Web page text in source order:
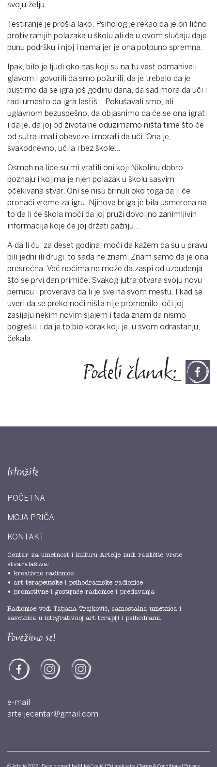
svoju želju.
Testiranje je prošla lako. Psiholog je rekao da je on lično,
protiv ranijih polazaka u školu ali da u ovom slučaju daje
punu podršku i njoj i nama jer je ona potpuno spremna.
Ipak, bilo je ljudi oko nas koji su na tu vest odmahivali
glavom i govorili da smo požurili, da je trebalo da je
pustimo da se igra još godinu dana, da sad mora da uči i
radi umesto da igra lastiš… Pokušavali smo, ali
uglavnom bezuspešno, da objasnimo da će se ona igrati
i dalje, da joj od života ne oduzimamo ništa time što će
od sutra imati obaveze i morati da uči. Ona je,
svakodnevno, učila i bez škole…
Osmeh na lice su mi vratili oni koji Nikolinu dobro
poznaju i kojima je njen polazak u školu sasvim
očekivana stvar. Oni se nisu brinuli oko toga da li će
pronaći vreme za igru. Njihova briga je bila usmerena na
to da li će škola moći da joj pruži dovoljno zanimljivih
informacija koje će joj držati pažnju…
A da li ću, za deset godina, moći da kažem da su u pravu
bili jedni ili drugi, to sada ne znam. Znam samo da je ona
presrećna. Već noćima ne može da zaspi od uzbuđenja
što se prvi dan primiče. Svakog jutra otvara svoju novu
pernicu i proverava da li je sve na svom mestu. I kad se
uveri da se preko noći ništa nije promenilo, oči joj
zasijaju nekim novim sjajem i tada znam da nismo
pogrešili i da je to bio korak koji je, u svom odrastanju,
čekala.
Podeli članak:
Istražite
POČETNA
MOJA PRIČA
KONTAKT
Centar za umetnost i kulturu Artelje nudi različite vrste
stvaralaštva:
• kreativne radionice
• art terapeutske i psihodramske radionice
• promotivne i gostujuće radionice i predavanja
Radionice vodi Tatjana Trajković, samostalna umetnica i
savetnica u integrativnoj art terapiji i psihodrami.
Povežimo se!
e-mail
arteljecentar@gmail.com
© Artelje 2026 | Development by Miloš Cvejić Prijatelj sajta Terms & Conditions Privacy